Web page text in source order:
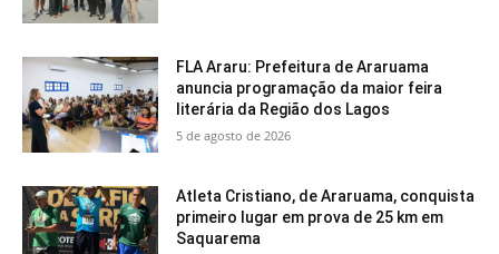
FLA Araru: Prefeitura de Araruama
anuncia programação da maior feira
literária da Região dos Lagos
5 de agosto de 2026
Atleta Cristiano, de Araruama, conquista
primeiro lugar em prova de 25 km em
Saquarema